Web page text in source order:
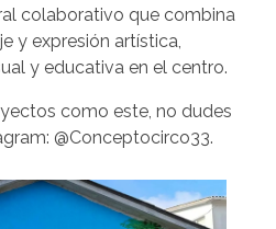
colaborativo que combina
y expresión artística,
y educativa en el centro.
como este, no dudes
@Conceptocirco33.